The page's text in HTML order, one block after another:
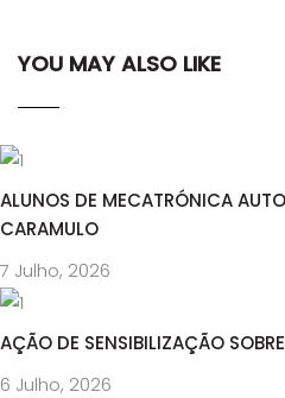
YOU MAY ALSO LIKE
ALUNOS DE MECATRÓNICA
CARAMULO
7 Julho, 2026
AÇÃO DE SENSIBILIZAÇÃO
6 Julho, 2026